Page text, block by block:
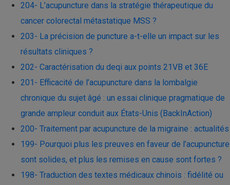
204- L’acupuncture dans la stratégie thérapeutique du
cancer colorectal métastatique MSS ?
203- La précision de puncture a-t-elle un impact sur les
résultats cliniques ?
202- Caractérisation du deqi aux points 21VB et 36E
201- Efficacité de l’acupuncture dans la lombalgie
chronique du sujet âgé : un essai clinique pragmatique de
grande ampleur conduit aux États-Unis (BackInAction)
200- Traitement par acupuncture de la migraine : actualités
199- Pourquoi plus les preuves en faveur de l’acupuncture
sont solides, et plus les remises en cause sont fortes ?
198- Traduction des textes médicaux chinois : fidélité ou